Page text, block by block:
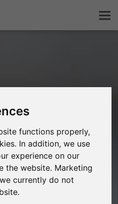
functions properly,
In addition, we use
experience on our
the website. Marketing
currently do not
registreren